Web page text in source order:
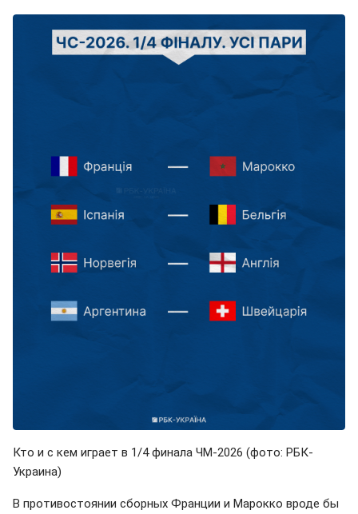
Кто и с кем играет в 1/4 финала ЧМ-2026 (фото: РБК-
Украина)
В противостоянии сборных Франции и Марокко вроде бы